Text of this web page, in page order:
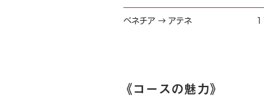
《​コースの魅力》
ベネチア → アテネ